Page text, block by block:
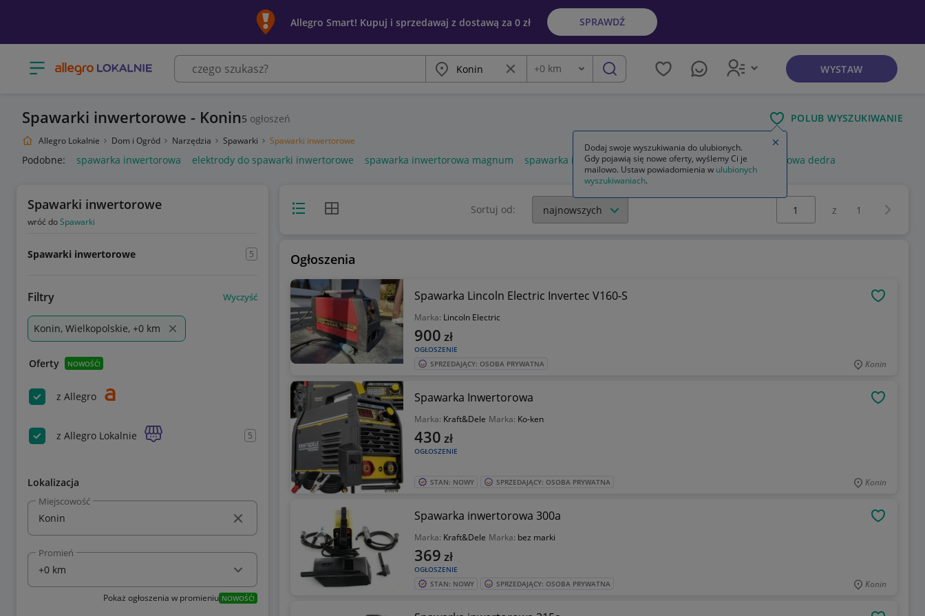
Allegro Smart! Kupuj i sprzedawaj z dostawą za 0 zł SPRAWDŹ
Otwórz menu z kategoriami Miasto Wyczyść frazę
Odległość
+0 km szukaj WYSTAW
Spawarki inwertorowe - Konin5 ogłoszeń POLUB WYSZUKIWANIE
Allegro Lokalnie Dom i Ogród Narzędzia Spawarki Spawarki inwertorowe
Podobne: spawarka inwertorowa elektrody do spawarki inwertorowe spawarka inwertorowa magnum spawarka inwertorowa inwertorowa spawarka inwertorowa dedra
Spawarki inwertorowe
wróć doSpawarki
Spawarki inwertorowe 5
Filtry Wyczyść
Konin, Wielkopolskie, +0 km
Oferty NOWOŚĆ!
z Allegro
z Allegro Lokalnie 5
Lokalizacja
Miejscowość
Promień
Pokaż ogłoszenia w promieniu NOWOŚĆ!
Widok listyWidok siatki Sortuj od:
Wybierz stronę:
z 1
Ogłoszenia
Spawarka Lincoln Electric Invertec V160-S
Marka: Lincoln Electric
OGŁOSZENIE
900 zł
SPRZEDAJĄCY: OSOBA PRYWATNA Konin
Spawarka Inwertorowa
Marka: Kraft&Dele Marka: Ko-ken
OGŁOSZENIE
430 zł
STAN: NOWY SPRZEDAJĄCY: OSOBA PRYWATNA Konin
Spawarka inwertorowa 300a
Marka: Kraft&Dele Marka: bez marki
OGŁOSZENIE
369 zł
STAN: NOWY SPRZEDAJĄCY: OSOBA PRYWATNA Konin
Dodaj swoje wyszukiwania do ulubionych.
Gdy pojawią się nowe oferty, wyślemy Ci je
mailowo. Ustaw powiadomienia w ulubionych
wyszukiwaniach.
Zamknij wskazówkę